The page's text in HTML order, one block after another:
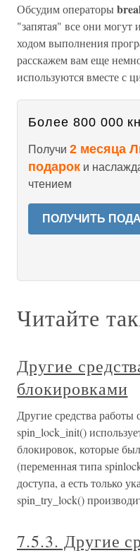
Обсудим операторы
"запятая" все они могут
ходом выполнения
расскажем вам еще
используются вместе с
Более 800 000
Получи 2 месяца
подарок и
чтением
ПОЛУЧИТЬ
Читайте
Другие
блокировками
Другие средства
spin_lock_init()
блокировок, которые
(переменная типа
доступа, а есть только
spin_try_lock()
7.5.3. Другие